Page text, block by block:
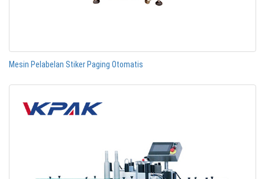
Mesin Pelabelan Stiker Paging Otomatis